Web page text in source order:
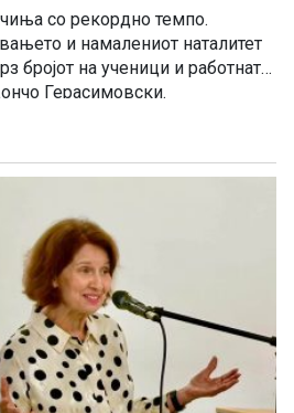
со рекордно темпо.
и намалениот наталитет
бројот на ученици и работната
Герасимовски.